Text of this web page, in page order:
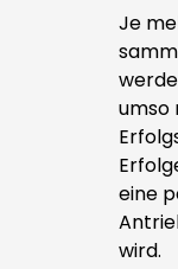
Je
umso
eine
wird.